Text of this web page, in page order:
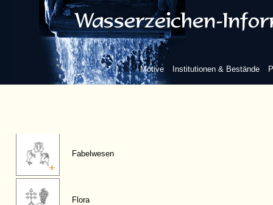
Motive Institutionen & Bestände
Figuren, anthropomorphe
Fabelwesen
Flora